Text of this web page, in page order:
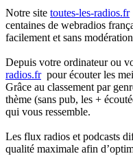
Notre site toutes-les-radios.fr
centaines de webradios
facilement et sans
Depuis votre ordinateur ou
radios.frpour écouter les
Grâce au classement par
thème (sans pub, les +
qui vous ressemble.
Les flux radios et podcasts
qualité maximale afin